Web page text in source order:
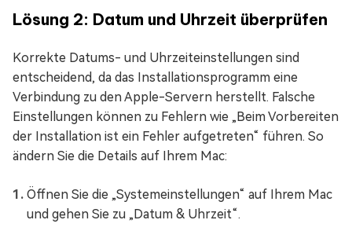
Lösung 2: Datum und Uhrzeit überprüfen
Korrekte Datums- und Uhrzeiteinstellungen sind
entscheidend, da das Installationsprogramm eine
Verbindung zu den Apple-Servern herstellt. Falsche
Einstellungen können zu Fehlern wie „Beim Vorbereiten
der Installation ist ein Fehler aufgetreten“ führen. So
ändern Sie die Details auf Ihrem Mac:
Öffnen Sie die „Systemeinstellungen“ auf Ihrem Mac
und gehen Sie zu „Datum & Uhrzeit“.